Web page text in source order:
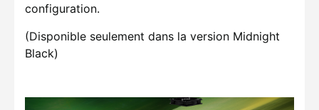
configuration.
(Disponible seulement dans la version Midnight
Black)